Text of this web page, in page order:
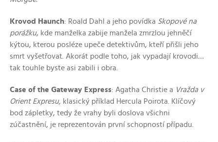
Krovod Haunch: Roald Dahl a jeho povídka Skopové na
porážku, kde manželka zabije manžela zmrzlou jehněčí
kýtou, kterou posléze upeče detektivům, kteří přišli jeho
smrt vyšetřovat. Akorát podle toho, jak vypadají krovodi…
tak touhle byste asi zabili i obra.
Case of the Gateway Express: Agatha Christie a Vražda v
Orient Expresu, klasický příklad Hercula Poirota. Klíčový
bod zápletky, tedy že vrahy byli doslova všichni
zúčastnění, je reprezentován první schopností případu.